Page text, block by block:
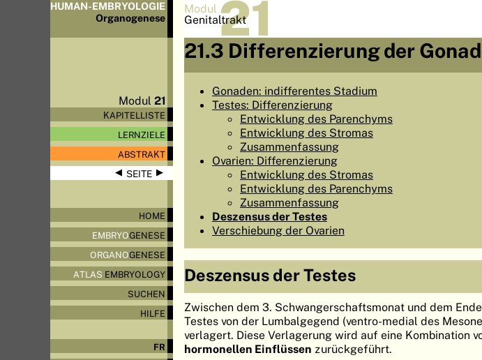
HUMAN-EMBRYOLOGIE
Organogenese
Modul21
KAPITELLISTE
LERNZIELE
ABSTRAKT
◀ SEITE▶
HOME
EMBRYOGENESE
ORGANOGENESE
ATLAS EMBRYOLOGY
SUCHEN
HILFE
FR
Modul 21
Genitaltrakt
21.3 Differenzierung der
Gonaden: indifferentes Stadium
Testes: Differenzierung
Entwicklung des Parenchyms
Entwicklung des Stromas
Zusammenfassung
Ovarien: Differenzierung
Entwicklung des Stromas
Entwicklung des Parenchyms
Zusammenfassung
Deszensus der Testes
Verschiebung der Ovarien
Deszensus der Testes
Zwischen dem 3. Schwangerschaftsmonat und dem
Testes von der Lumbalgegend (ventro-medial des
verlagert. Diese Verlagerung wird auf eine Kombination
hormonellen Einflüssen zurückgeführt.